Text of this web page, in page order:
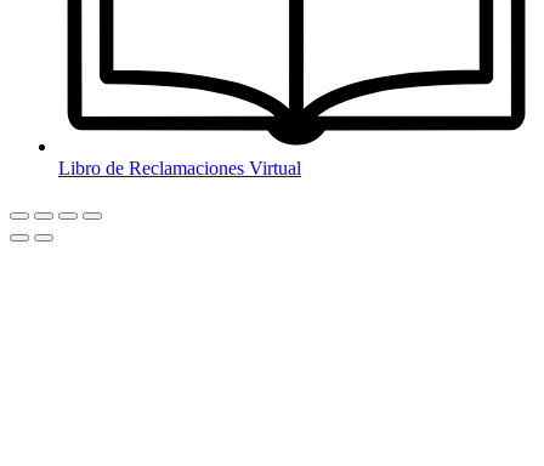
Libro de Reclamaciones Virtual